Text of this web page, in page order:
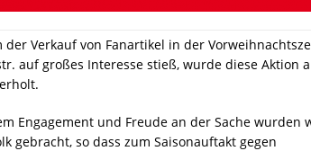
der Verkauf von Fanartikel in der
auf großes Interesse stieß, wurde diese Aktion
Engagement und Freude an der Sache wurden
gebracht, so dass zum Saisonauftakt gegen